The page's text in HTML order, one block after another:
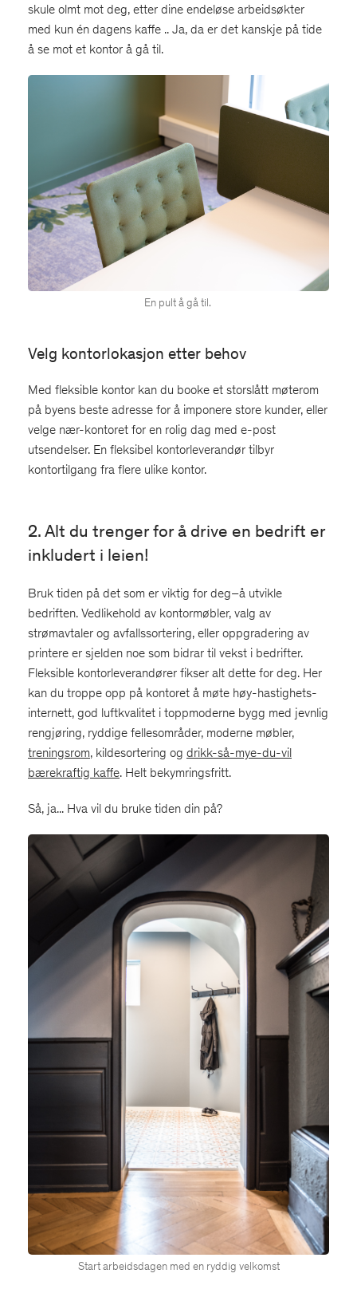
skule olmt mot deg, etter dine endeløse arbeidsøkter
med kun én dagens kaffe .. Ja, da er det kanskje på tide
å se mot et kontor å gå til.
En pult å gå til.
Velg kontorlokasjon etter behov
Med fleksible kontor kan du booke et storslått møterom
på byens beste adresse for å imponere store kunder, eller
velge nær-kontoret for en rolig dag med e-post
utsendelser. En fleksibel kontorleverandør tilbyr
kontortilgang fra flere ulike kontor.
2. Alt du trenger for å drive en bedrift er
inkludert i leien!
Bruk tiden på det som er viktig for deg–å utvikle
bedriften. Vedlikehold av kontormøbler, valg av
strømavtaler og avfallssortering, eller oppgradering av
printere er sjelden noe som bidrar til vekst i bedrifter.
Fleksible kontorleverandører fikser alt dette for deg. Her
kan du troppe opp på kontoret å møte høy-hastighets-
internett, god luftkvalitet i toppmoderne bygg med jevnlig
rengjøring, ryddige fellesområder, moderne møbler,
treningsrom, kildesortering og drikk-så-mye-du-vil
bærekraftig kaffe. Helt bekymringsfritt.
Så, ja... Hva vil du bruke tiden din på?
Start arbeidsdagen med en ryddig velkomst